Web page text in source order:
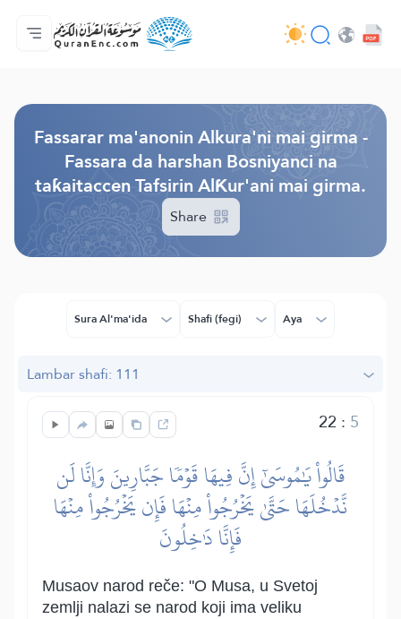
Gida
Jerin ginshikan taken fassarorin
Audio
Ayyukan masu bunkasawa - API
Dangane da wannan aikin
Ka tuntube mu
Harshe
Fassarar ma'anonin Alkura'ni mai girma -
Fassara da harshan Bosniyanci na
taƙaitaccen Tafsirin AlƘur'ani mai girma.
Share
Sura Al'ma'ida Shafi (fegi) Aya
Lambar shafi: 111
22 : 5
قَالُواْ يَٰمُوسَىٰٓ إِنَّ فِيهَا قَوۡمٗا جَبَّارِينَ وَإِنَّا لَن
نَّدۡخُلَهَا حَتَّىٰ يَخۡرُجُواْ مِنۡهَا فَإِن يَخۡرُجُواْ مِنۡهَا
فَإِنَّا دَٰخِلُونَ
Musaov narod reče: "O Musa, u Svetoj
zemlji nalazi se narod koji ima veliku